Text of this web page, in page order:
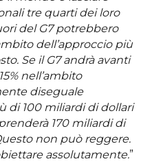
tre quarti dei loro
del G7 potrebbero
dell’approccio più
Se il G7 andrà avanti
nell’ambito
diseguale
di 100 miliardi di dollari
170 miliardi di
non può reggere.
assolutamente.”